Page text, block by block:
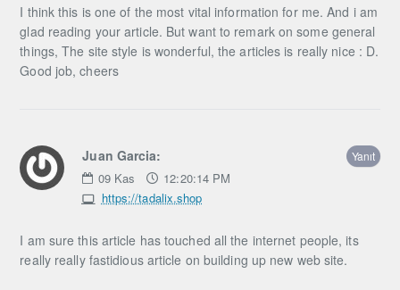
I think this is one of the most vital information for me. And i am
glad reading your article. But want to remark on some general
things, The site style is wonderful, the articles is really nice : D.
Good job, cheers
Juan Garcia:
09 Kas
12:20:14 PM
https://tadalix.shop
Yanıt
I am sure this article has touched all the internet people, its
really really fastidious article on building up new web site.